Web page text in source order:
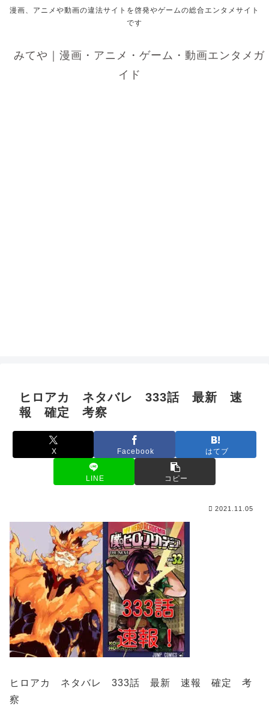
漫画、アニメや動画の違法サイトを啓発やゲームの総合エンタメサイト
です
みてや｜漫画・アニメ・ゲーム・動画エンタメガ
イド
ヒロアカ ネタバレ 333話 最新 速
報 確定 考察
X Facebook はてブ
LINE コピー
2021.11.05
ヒロアカ ネタバレ 333話 最新 速報 確定 考
察